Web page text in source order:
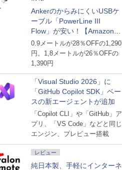
AnkerのからみにくいUSBケ
ーブル「PowerLine III
Flow」が安い！【Amazon暮
らし応援サマーSale】
0.9メートルが28％OFFの1,290
円。1,8メートルが26％OFFの
1,390円
「Visual Studio 2026」に
「GitHub Copilot SDK」ベー
スの新エージェントが追加
「Copilot CLI」や「GitHub」ア
プリ、「VS Code」などと同じ
エンジン、プレビュー搭載
レビュー
純日本製、手軽にインターネ